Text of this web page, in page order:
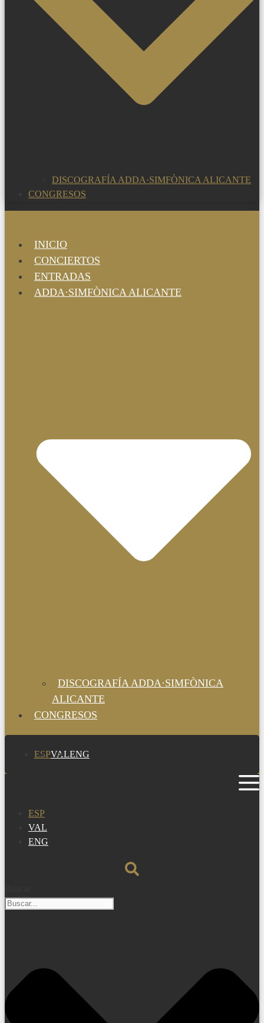
DISCOGRAFÍA ADDA·SIMFÒNICA ALICANTE
CONGRESOS
INICIO
CONCIERTOS
ENTRADAS
ADDA·SIMFÒNICA ALICANTE
DISCOGRAFÍA ADDA·SIMFÒNICA
ALICANTE
CONGRESOS
ESPVALENG
ESP
VAL
ENG